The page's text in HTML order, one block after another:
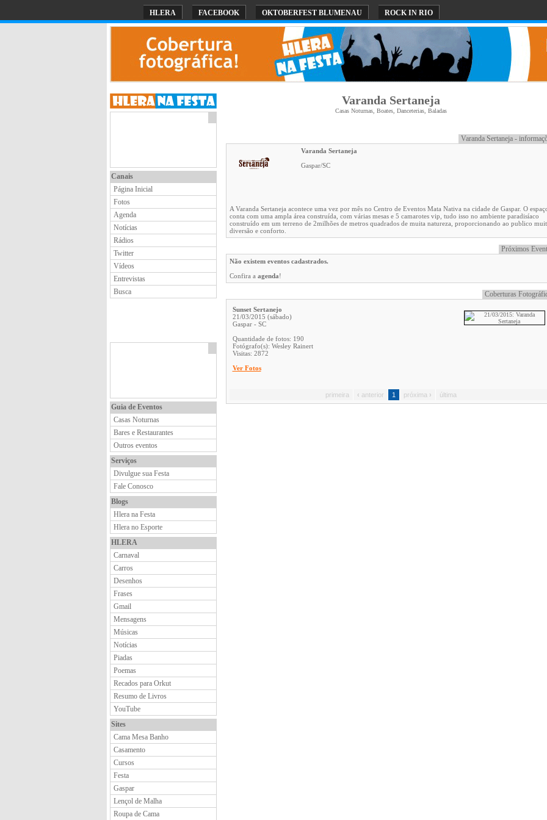
HLERA FACEBOOK OKTOBERFEST BLUMENAU ROCK IN RIO
Canais
Página Inicial
Fotos
Agenda
Notícias
Rádios
Twitter
Vídeos
Entrevistas
Busca
Guia de Eventos
Casas Noturnas
Bares e Restaurantes
Outros eventos
Serviços
Divulgue sua Festa
Fale Conosco
Blogs
Hlera na Festa
Hlera no Esporte
HLERA
Carnaval
Carros
Desenhos
Frases
Gmail
Mensagens
Músicas
Notícias
Piadas
Poemas
Recados para Orkut
Resumo de Livros
YouTube
Sites
Cama Mesa Banho
Casamento
Cursos
Festa
Gaspar
Lençol de Malha
Roupa de Cama
Varanda Sertaneja
Casas Noturnas, Boates, Danceterias, Baladas
Varanda Sertaneja -
Varanda Sertaneja
Gaspar/SC
A Varanda Sertaneja acontece uma vez por mês no Centro de Eventos Mata Nativa na cidade de Gaspar. O
conta com uma ampla área construída, com várias mesas e 5 camarotes vip, tudo isso no ambiente paradisíaco
construído em um terreno de 2milhões de metros quadrados de muita natureza, proporcionando ao publico
diversão e conforto.
Próximos
Não existem eventos cadastrados.
Confira a agenda!
Coberturas
Sunset Sertanejo
21/03/2015 (sábado)
Gaspar - SC
Quantidade de fotos: 190
Fotógrafo(s): Wesley Rainert
Visitas: 2872
Ver Fotos
primeira ‹ anterior 1 próxima › última